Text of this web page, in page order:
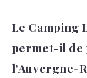
Le confort
des
des espaces
l’esprit plein
Le Camping
permet-il de
l’Auvergne-